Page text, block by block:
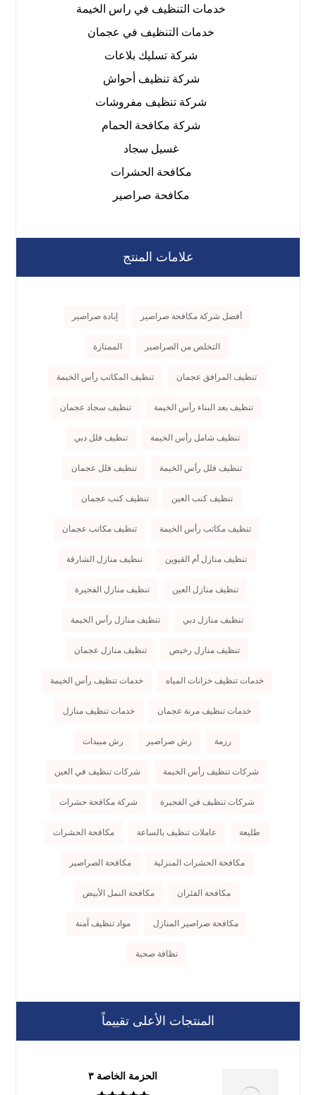
خدمات التنظيف في راس الخيمة
خدمات التنظيف في عجمان
شركة تسليك بلاعات
شركة تنظيف أحواش
شركة تنظيف مفروشات
شركة مكافحة الحمام
غسيل سجاد
مكافحة الحشرات
مكافحة صراصير
علامات المنتج
أفضل شركة مكافحة صراصير إبادة صراصير
التخلص من الصراصير الممتازة
تنظيف المرافق عجمان تنظيف المكاتب رأس الخيمة
تنظيف بعد البناء رأس الخيمة تنظيف سجاد عجمان
تنظيف شامل رأس الخيمة تنظيف فلل دبي
تنظيف فلل رأس الخيمة تنظيف فلل عجمان
تنظيف كنب العين تنظيف كنب عجمان
تنظيف مكاتب رأس الخيمة تنظيف مكاتب عجمان
تنظيف منازل أم القيوين تنظيف منازل الشارقة
تنظيف منازل العين تنظيف منازل الفجيرة
تنظيف منازل دبي تنظيف منازل رأس الخيمة
تنظيف منازل رخيص تنظيف منازل عجمان
خدمات تنظيف خزانات المياه خدمات تنظيف رأس الخيمة
خدمات تنظيف مرنة عجمان خدمات تنظيف منازل
رزمة رش صراصير رش مبيدات
شركات تنظيف رأس الخيمة شركات تنظيف في العين
شركات تنظيف في الفجيرة شركة مكافحة حشرات
طليعة عاملات تنظيف بالساعة مكافحة الحشرات
مكافحة الحشرات المنزلية مكافحة الصراصير
مكافحة الفئران مكافحة النمل الأبيض
مكافحة صراصير المنازل مواد تنظيف آمنة
نظافة صحية
المنتجات الأعلى تقييماً
الحزمة الخاصة ٣